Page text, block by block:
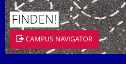
FINDEN!
CAMPUS NAVIGATOR